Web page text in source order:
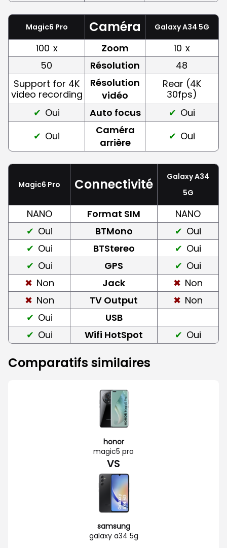
Magic6 Pro Caméra Galaxy A34 5G
100 x Zoom 10 x
50
Résolution
48
Support for 4K
video recording
Résolution
vidéo
Rear (4K
30fps)
Oui
Auto focus
Oui
Oui
Caméra
arrière
Oui
Magic6 Pro Connectivité
Galaxy A34
5G
NANO Format SIM
NANO
Oui
BTMono
Oui
Oui
BTStereo
Oui
Oui
GPS
Oui
Non
Jack
Non
Non
TV Output
Non
Oui
USB
Oui
Wifi HotSpot Oui
Comparatifs similaires
honor
magic5 pro
VS
samsung
galaxy a34 5g